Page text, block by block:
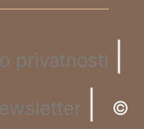
privatnosti
©